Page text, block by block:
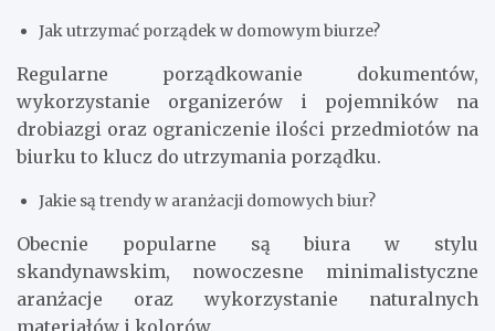
Jak utrzymać porządek w domowym biurze?
Regularne porządkowanie dokumentów,
wykorzystanie organizerów i pojemników na
drobiazgi oraz ograniczenie ilości przedmiotów na
biurku to klucz do utrzymania porządku.
Jakie są trendy w aranżacji domowych biur?
Obecnie popularne są biura w stylu
skandynawskim, nowoczesne minimalistyczne
aranżacje oraz wykorzystanie naturalnych